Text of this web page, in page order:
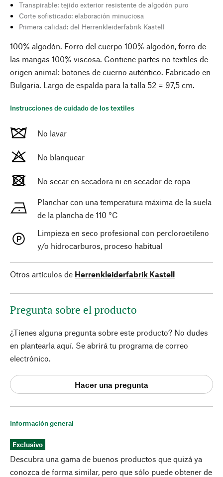
Información general
Exclusivo
Descubra una gama de buenos productos que quizá ya
conozca de forma similar, pero que sólo puede obtener de
Transpirable: tejido exterior resistente de algodón puro
Corte sofisticado: elaboración minuciosa
Primera calidad: del Herrenkleiderfabrik Kastell
100% algodón. Forro del cuerpo 100% algodón, forro de
las mangas 100% viscosa. Contiene partes no textiles de
origen animal: botones de cuerno auténtico. Fabricado en
Bulgaria. Largo de espalda para la talla 52 = 97,5 cm.
Instrucciones de cuidado de los textiles
No lavar
No blanquear
No secar en secadora ni en secador de ropa
Planchar con una temperatura máxima de la suela
de la plancha de 110 °C
Limpieza en seco profesional con percloroetileno
y/o hidrocarburos, proceso habitual
Otros artículos de Herrenkleiderfabrik Kastell
Pregunta sobre el producto
¿Tienes alguna pregunta sobre este producto? No dudes
en plantearla aquí. Se abrirá tu programa de correo
electrónico.
Hacer una pregunta